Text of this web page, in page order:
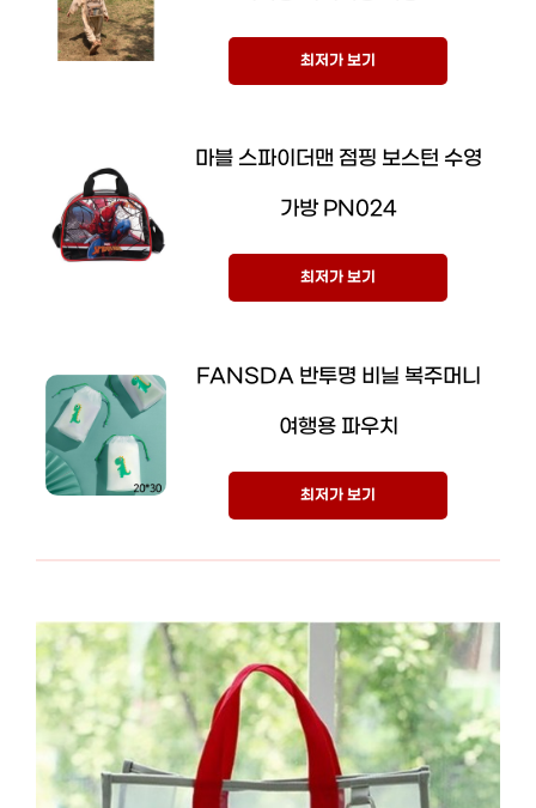
최저가 보기
마블 스파이더맨 점핑 보스턴 수영
가방 PN024
최저가 보기
FANSDA 반투명 비닐 복주머니
여행용 파우치
최저가 보기